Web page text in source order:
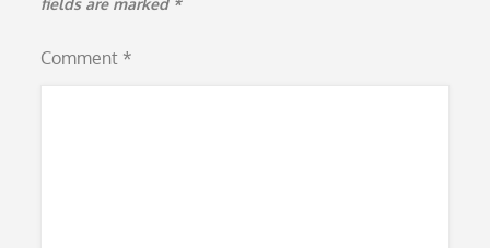
fields are marked *
Comment *